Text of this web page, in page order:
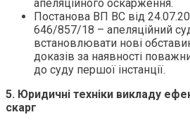
апеляційного оскарження.
Постанова ВП ВС від
646/857/18 – апеляційний
встановлювати нові
доказів за наявності
до суду першої інстанції.
5. Юридичні техніки викладу
скарг